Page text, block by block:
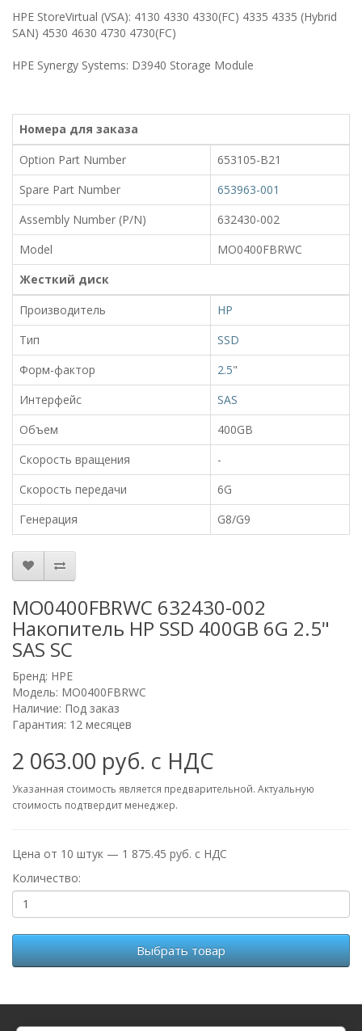
HPE StoreVirtual (VSA): 4130 4330 4330(FC) 4335 4335 (Hybrid
SAN) 4530 4630 4730 4730(FC)
HPE Synergy Systems: D3940 Storage Module
Номера для заказа
Option Part Number
653105-B21
Spare Part Number
653963-001
Assembly Number (P/N)
632430-002
Model
MO0400FBRWC
Жесткий диск
Производитель
HP
Тип
SSD
Форм-фактор
2.5"
Интерфейс
SAS
Объем
400GB
Скорость вращения
-
Скорость передачи
6G
Генерация
G8/G9
MO0400FBRWC 632430-002
Накопитель HP SSD 400GB 6G 2.5"
SAS SC
Бренд: HPE
Модель: MO0400FBRWC
Наличие: Под заказ
Гарантия: 12 месяцев
2 063.00 руб. с НДС
Указанная стоимость является предварительной. Актуальную
стоимость подтвердит менеджер.
Цена от 10 штук — 1 875.45 руб. с НДС
Количество:
Выбрать товар